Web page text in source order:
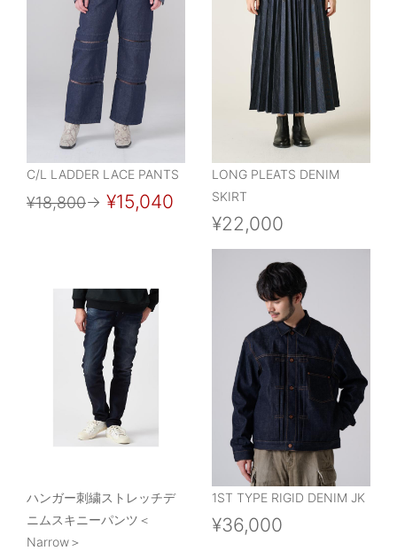
C/L LADDER LACE PANTS
¥18,800→ ¥15,040
LONG PLEATS DENIM
SKIRT
¥22,000
ハンガー刺繍ストレッチデ
ニムスキニーパンツ＜
Narrow＞
1ST TYPE RIGID DENIM JK
¥36,000